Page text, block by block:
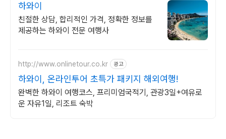
하와이
친절한 상담, 합리적인 가격, 정확한 정보를
제공하는 하와이 전문 여행사
http://www.onlinetour.co.kr 광고
하와이, 온라인투어 초특가 패키지 해외여행!
완벽한 하와이 여행코스, 프리미엄국적기, 관광3일+여유로
운 자유1일, 리조트 숙박